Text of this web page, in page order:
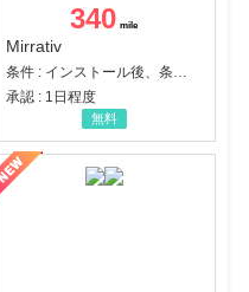
340
Mirrativ
条件 : インストール後、条件達成
承認 : 1日程度
無料